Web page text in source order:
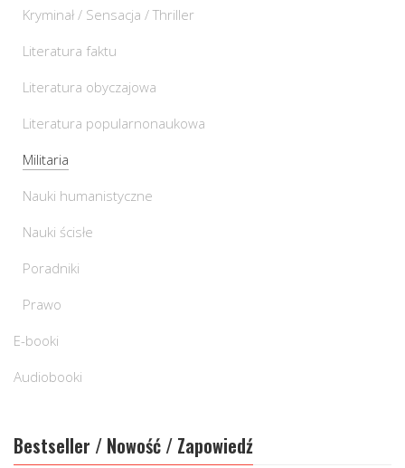
Kryminał / Sensacja / Thriller
Literatura faktu
Literatura obyczajowa
Literatura popularnonaukowa
Militaria
Nauki humanistyczne
Nauki ścisłe
Poradniki
Prawo
E-booki
Audiobooki
Bestseller / Nowość / Zapowiedź